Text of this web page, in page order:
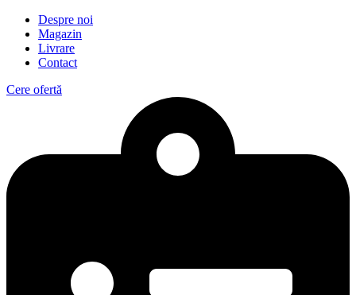
Despre noi
Magazin
Livrare
Contact
Cere ofertă